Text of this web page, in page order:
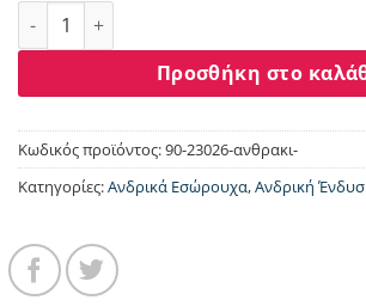
Boxer 3 τεμάχια ανθρακί Minerva
Προσθήκη στο
Κωδικός προϊόντος:90-23026-ανθρακι-
Κατηγορίες:Ανδρικά Εσώρουχα,Ανδρική